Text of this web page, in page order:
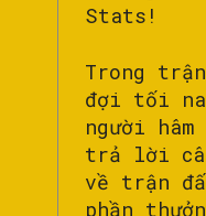
Stats!
Trong
đợi tối
người
trả lời
về trận
phần